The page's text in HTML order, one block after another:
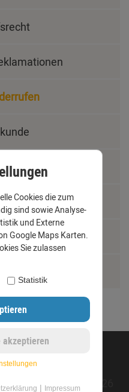
shop.de
© 2009-2026
Cookies die zum
sind sowie Analyse-
und Externe
Google Maps Karten.
Sie zulassen
Statistik
| Impressum